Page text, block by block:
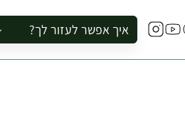
איך אפשר לעזור לך?
להזמין סיור לקבוצה